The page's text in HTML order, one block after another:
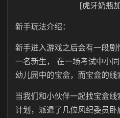
[虎牙奶瓶
新手玩法介绍：
新手进入游戏之后会有一段
一名新生， 在一场考试中小
幼儿园中的宝盒，而宝盒的线
当我们和小伙伴一起找宝盒
计划，派遣了几位风纪委员卧